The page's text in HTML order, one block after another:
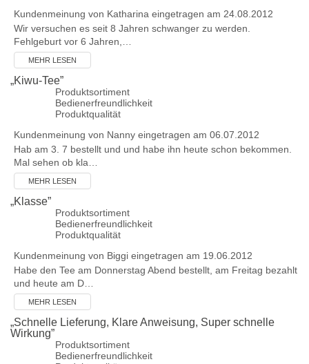
Kundenmeinung von Katharina eingetragen am 24.08.2012
Wir versuchen es seit 8 Jahren schwanger zu werden.
Fehlgeburt vor 6 Jahren,…
MEHR LESEN
„Kiwu-Tee”
Produktsortiment
Bedienerfreundlichkeit
Produktqualität
Kundenmeinung von Nanny eingetragen am 06.07.2012
Hab am 3. 7 bestellt und und habe ihn heute schon bekommen.
Mal sehen ob kla…
MEHR LESEN
„Klasse”
Produktsortiment
Bedienerfreundlichkeit
Produktqualität
Kundenmeinung von Biggi eingetragen am 19.06.2012
Habe den Tee am Donnerstag Abend bestellt, am Freitag bezahlt
und heute am D…
MEHR LESEN
„Schnelle Lieferung, Klare Anweisung, Super schnelle
Wirkung”
Produktsortiment
Bedienerfreundlichkeit